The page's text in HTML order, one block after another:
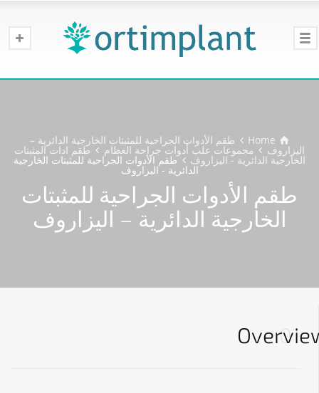
Home طقم الأدوات الجراحية للمثبتات الخارجية الدائرية –
اليزاروف مجموعات علب أدوات جراحة العظام طقم ادات المثبتات
الخارجية الدائرية - اليزاروف طقم الأدوات الجراحية للمثبتات الخارجية
الدائرية - اليزاروف
طقم الأدوات الجراحية للمثبتات
الخارجية الدائرية – اليزاروف
01